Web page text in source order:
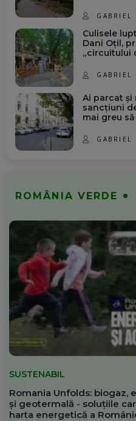
GABRIEL
Culisele
Dani Oțil,
„circuitului
GABRIEL
Ai parcat și
sancțiuni
mai greu
GABRIEL
ROMÂNIA VERDE
SUSTENABIL
Romania Unfolds: biogaz,
și geotermală - soluțiile
harta energetică a